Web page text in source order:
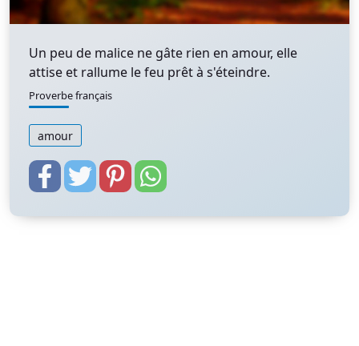
Un peu de malice ne gâte rien en amour, elle
attise et rallume le feu prêt à s'éteindre.
Proverbe français
amour